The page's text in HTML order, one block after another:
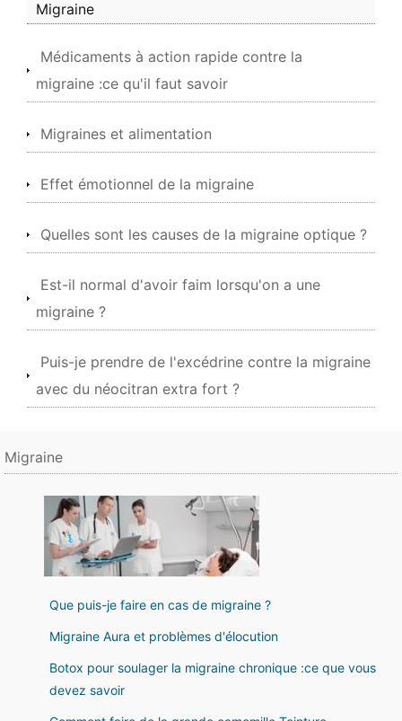
Migraine
Médicaments à action rapide contre la
migraine :ce qu'il faut savoir
Migraines et alimentation
Effet émotionnel de la migraine
Quelles sont les causes de la migraine optique ?
Est-il normal d'avoir faim lorsqu'on a une
migraine ?
Puis-je prendre de l'excédrine contre la migraine
avec du néocitran extra fort ?
Migraine
Que puis-je faire en cas de migraine ?
Migraine Aura et problèmes d'élocution
Botox pour soulager la migraine chronique :ce que vous
devez savoir